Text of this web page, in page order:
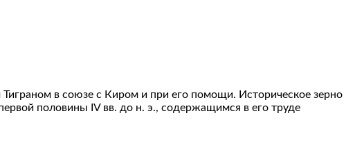
в союзе с Киром и при его помощи. Историческое зерно
половины IV вв. до н. э., содержащимся в его труде